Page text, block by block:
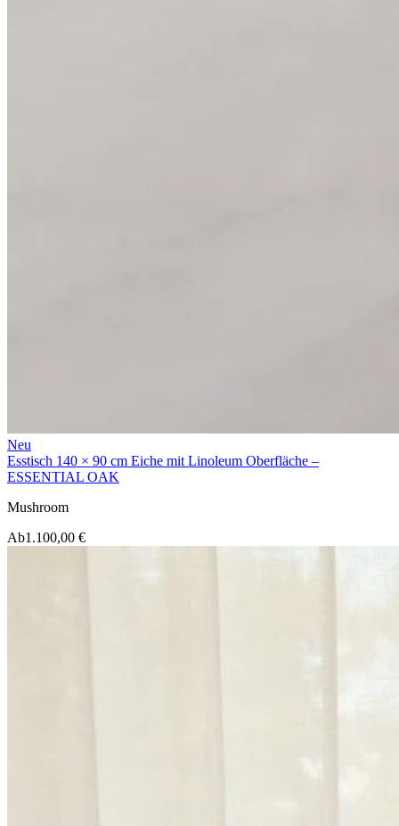
Neu
Esstisch 140 × 90 cm Eiche mit Linoleum Oberfläche –
ESSENTIAL OAK
Mushroom
Ab1.100,00 €